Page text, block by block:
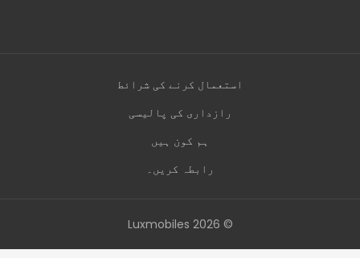
استعمال کرنے کی شرائط
رازداری کی پالیسی
ہم کون ہیں
رابطہ کریں۔
© 2026 Luxmobiles